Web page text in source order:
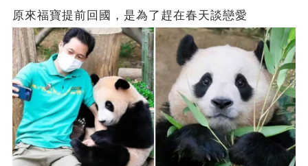
原來福寶提前回國，是為了趕在春天談戀愛